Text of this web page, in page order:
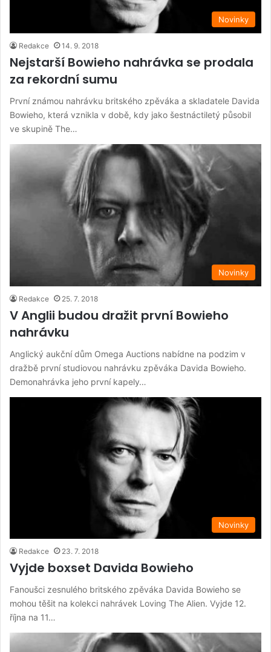
Novinky
Redakce 14. 9. 2018
Nejstarší Bowieho nahrávka se prodala
za rekordní sumu
První známou nahrávku britského zpěváka a skladatele Davida
Bowieho, která vznikla v době, kdy jako šestnáctiletý působil
ve skupině The…
Novinky
Redakce 25. 7. 2018
V Anglii budou dražit první Bowieho
nahrávku
Anglický aukční dům Omega Auctions nabídne na podzim v
dražbě první studiovou nahrávku zpěváka Davida Bowieho.
Demonahrávka jeho první kapely…
Novinky
Redakce 23. 7. 2018
Vyjde boxset Davida Bowieho
Fanoušci zesnulého britského zpěváka Davida Bowieho se
mohou těšit na kolekci nahrávek Loving The Alien. Vyjde 12.
října na 11…